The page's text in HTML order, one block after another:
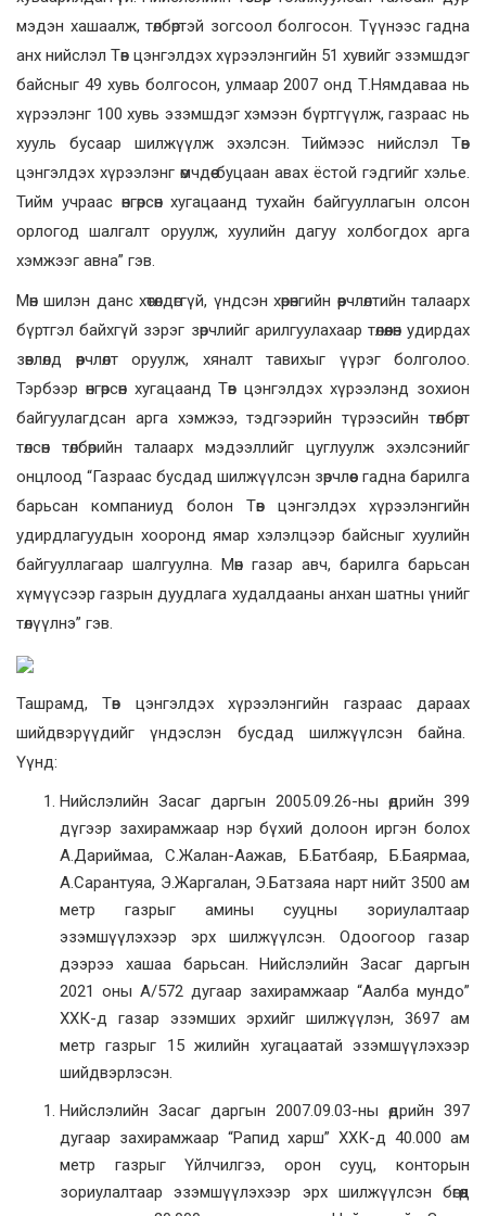
мэдэн хашаалж, төлбөртэй зогсоол болгосон. Түүнээс гадна
анх нийслэл Төв цэнгэлдэх хүрээлэнгийн 51 хувийг эзэмшдэг
байсныг 49 хувь болгосон, улмаар 2007 онд Т.Нямдаваа нь
хүрээлэнг 100 хувь эзэмшдэг хэмээн бүртгүүлж, газраас нь
хууль бусаар шилжүүлж эхэлсэн. Тиймээс нийслэл Төв
цэнгэлдэх хүрээлэнг өмчдөө буцаан авах ёстой гэдгийг хэлье.
Тийм учраас өнгөрсөн хугацаанд тухайн байгууллагын олсон
орлогод шалгалт оруулж, хуулийн дагуу холбогдох арга
хэмжээг авна” гэв.
Мөн шилэн данс хөтөлдөггүй, үндсэн хөрөнгийн өөрчлөлтийн талаарх
бүртгэл байхгүй зэрэг зөрчлийг арилгуулахаар төлөөлөн удирдах
зөвлөлд өөрчлөлт оруулж, хяналт тавихыг үүрэг болголоо.
Тэрбээр өнгөрсөн хугацаанд Төв цэнгэлдэх хүрээлэнд зохион
байгуулагдсан арга хэмжээ, тэдгээрийн түрээсийн төлбөрт
төлсөн төлбөрийн талаарх мэдээллийг цуглуулж эхэлсэнийг
онцлоод “Газраас бусдад шилжүүлсэн зөрчлөөс гадна барилга
барьсан компаниуд болон Төв цэнгэлдэх хүрээлэнгийн
удирдлагуудын хооронд ямар хэлэлцээр байсныг хуулийн
байгууллагаар шалгуулна. Мөн газар авч, барилга барьсан
хүмүүсээр газрын дуудлага худалдааны анхан шатны үнийг
төлүүлнэ” гэв.
Ташрамд, Төв цэнгэлдэх хүрээлэнгийн газраас дараах
шийдвэрүүдийг үндэслэн бусдад шилжүүлсэн байна.
Үүнд:
Нийслэлийн Засаг даргын 2005.09.26-ны өдрийн 399
дүгээр захирамжаар нэр бүхий долоон иргэн болох
А.Дариймаа, С.Жалан-Аажав, Б.Батбаяр, Б.Баярмаа,
А.Сарантуяа, Э.Жаргалан, Э.Батзаяа нарт нийт 3500 ам
метр газрыг амины сууцны зориулалтаар
эзэмшүүлэхээр эрх шилжүүлсэн. Одоогоор газар
дээрээ хашаа барьсан. Нийслэлийн Засаг даргын
2021 оны А/572 дугаар захирамжаар “Аалба мундо”
ХХК-д газар эзэмших эрхийг шилжүүлэн, 3697 ам
метр газрыг 15 жилийн хугацаатай эзэмшүүлэхээр
шийдвэрлэсэн.
Нийслэлийн Засаг даргын 2007.09.03-ны өдрийн 397
дугаар захирамжаар “Рапид харш” ХХК-д 40.000 ам
метр газрыг Үйлчилгээ, орон сууц, конторын
зориулалтаар эзэмшүүлэхээр эрх шилжүүлсэн бөгөөд